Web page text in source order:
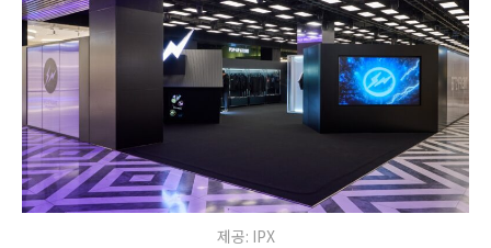
제공: IPX